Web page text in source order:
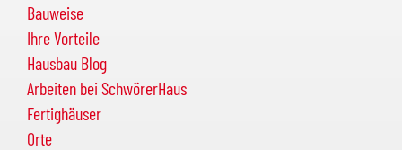
Bauweise
Ihre Vorteile
Hausbau Blog
Arbeiten bei SchwörerHaus
Fertighäuser
Orte